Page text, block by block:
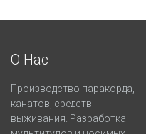
О Нас
Производство паракорда,
канатов, средств
выживания. Разработка